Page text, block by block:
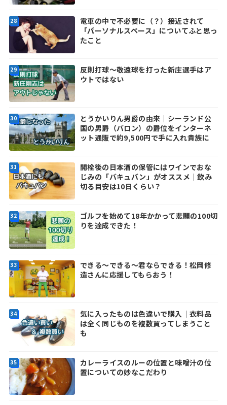
電車の中で不必要に（？）接近されて
「パーソナルスペース」についてふと思っ
たこと
反則打球～敬遠球を打った新庄選手はア
ウトではない
とうかいりん男爵の由来｜シーランド公
国の男爵（バロン）の爵位をインターネ
ット通販で約9,500円で手に入れ貴族に
開栓後の日本酒の保管にはワインでおな
じみの「バキュバン」がオススメ｜飲み
切る目安は10日くらい？
ゴルフを始めて18年かかって悲願の100切
りを達成できた！
できる～できる～君ならできる！松岡修
造さんに応援してもらおう！
気に入ったものは色違いで購入｜衣料品
は全く同じものを複数買ってしまうこと
も
カレーライスのルーの位置と味噌汁の位
置についての妙なこだわり